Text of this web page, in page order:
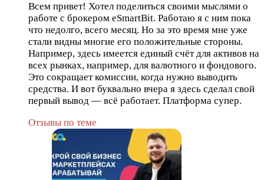
Всем привет! Хотел поделиться своими мыслями о
работе с брокером eSmartBit. Работаю я с ним пока
что недолго, всего месяц. Но за это время мне уже
стали видны многие его положительные стороны.
Например, здесь имеется единый счёт для активов на
всех рынках, например, для валютного и фондового.
Это сокращает комиссии, когда нужно выводить
средства. И вот буквально вчера я здесь сделал свой
первый вывод — всё работает. Платформа супер.
Отзывы по теме